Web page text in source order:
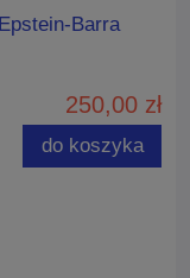
Barra
250,00 zł
do koszyka